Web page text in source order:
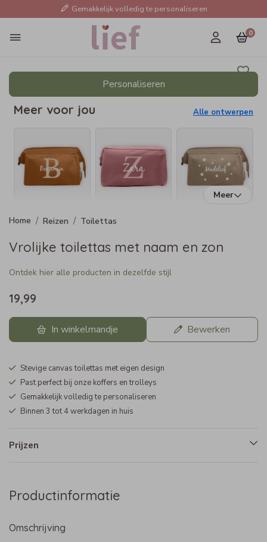
Gemakkelijk volledig te personaliseren
0
Personaliseren
Meer voor jou Alle ontwerpen
Meer
Reizen Toilettas
Vrolijke toilettas met naam en zon
Ontdek hier alle producten in dezelfde stijl
19,99
In winkelmandje Bewerken
Stevige canvas toilettas met eigen design
Past perfect bij onze koffers en trolleys
Gemakkelijk volledig te personaliseren
Binnen 3 tot 4 werkdagen in huis
Prijzen
Productinformatie
Omschrijving